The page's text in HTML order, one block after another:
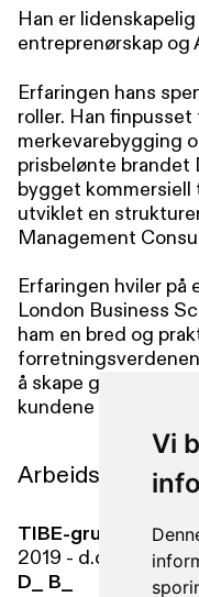
Vi
Han er
entreprenørskap og
Erfaringen hans
roller. Han
merkevarebygging
prisbelønte brandet
bygget kommersiell
utviklet en
Management
Erfaringen hviler
London Business
ham en bred og
å skape gode
kundene våre.
Arbeidserfaring
TIBE-gruppen
2019 - d.d.
D_ B_